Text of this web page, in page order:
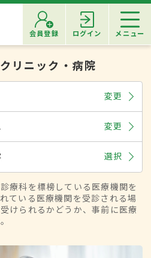
会員登録 ログイン メニュー
リニック・病院
変更
変更
選択
療科を標榜している医療機関を
ている医療機関を受診される場
けられるかどうか、事前に医療